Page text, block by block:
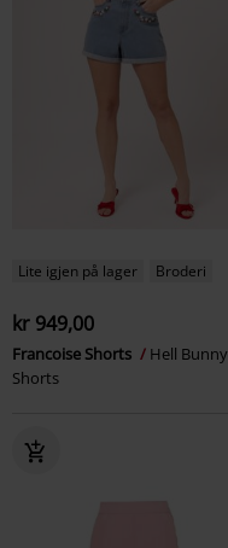
Lite igjen på lager Broderi
kr 949,00
Francoise Shorts
Hell Bunny
Shorts